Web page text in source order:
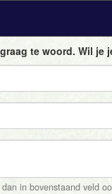
te woord. Wil
in bovenstaand veld